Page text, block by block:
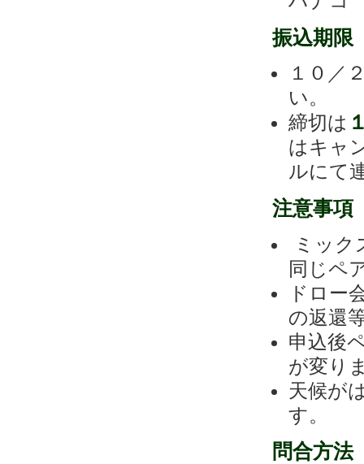
振込期限
１０／
い。
締切は
はキャ
ルにて
注意事項
ミック
同じペ
ドロー
の返還
申込後
が変り
天候が
す。
問合方法